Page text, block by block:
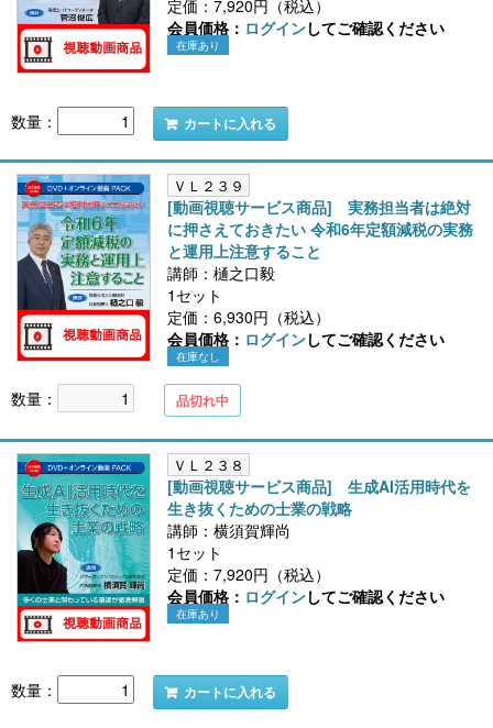
定価：7,920円（税込）
会員価格： ログインしてご確認ください
在庫あり
数量： カートに入れる
ＶＬ２３９
[動画視聴サービス商品] 実務担当者は絶対
に押さえておきたい 令和6年定額減税の実務
と運用上注意すること
講師：樋之口毅
1セット
定価：6,930円（税込）
会員価格： ログインしてご確認ください
在庫なし
数量： 品切れ中
ＶＬ２３８
[動画視聴サービス商品] 生成AI活用時代を
生き抜くための士業の戦略
講師：横須賀輝尚
1セット
定価：7,920円（税込）
会員価格： ログインしてご確認ください
在庫あり
数量： カートに入れる